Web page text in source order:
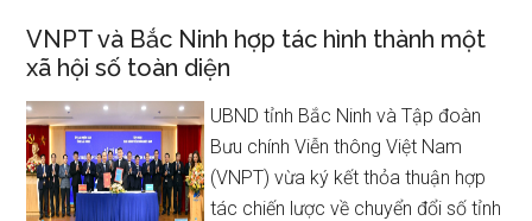
VNPT và Bắc Ninh hợp tác hình thành một
xã hội số toàn diện
UBND tỉnh Bắc Ninh và Tập đoàn
Bưu chính Viễn thông Việt Nam
(VNPT) vừa ký kết thỏa thuận hợp
tác chiến lược về chuyển đổi số tỉnh